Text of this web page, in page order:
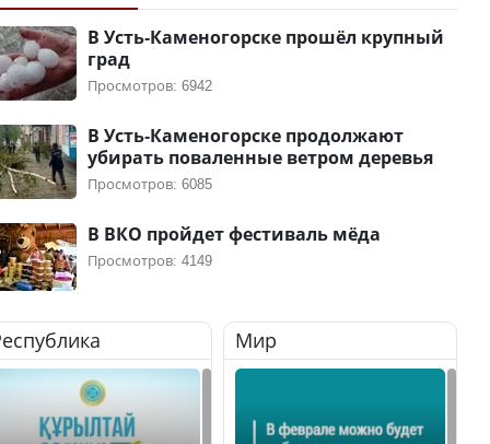
В Усть-Каменогорске прошёл крупный
град
Просмотров: 6942
В Усть-Каменогорске продолжают
убирать поваленные ветром деревья
Просмотров: 6085
В ВКО пройдет фестиваль мёда
Просмотров: 4149
Мир